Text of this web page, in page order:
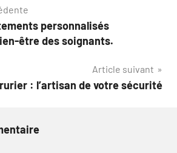
personnalisés
être des soignants.
Article suivant
: l’artisan de votre sécurité